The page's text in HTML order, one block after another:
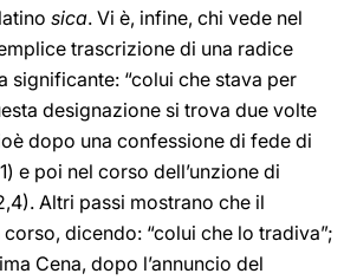
sica. Vi è, infine, chi vede nel
trascrizione di una radice
significante: “colui che stava per
designazione si trova due volte
dopo una confessione di fede di
e poi nel corso dell’unzione di
Altri passi mostrano che il
dicendo: “colui che lo tradiva”;
Cena, dopo l’annuncio del